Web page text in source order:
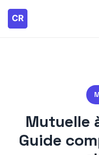
Mutuelle
Guide